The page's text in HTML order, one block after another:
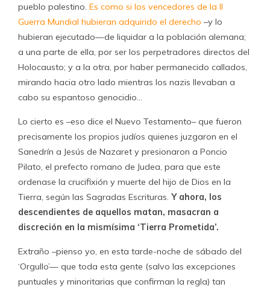
pueblo palestino. Es como si los vencedores de la II
Guerra Mundial hubieran adquirido el derecho –y lo
hubieran ejecutado—de liquidar a la población alemana;
a una parte de ella, por ser los perpetradores directos del
Holocausto; y a la otra, por haber permanecido callados,
mirando hacia otro lado mientras los nazis llevaban a
cabo su espantoso genocidio…
Lo cierto es –eso dice el Nuevo Testamento– que fueron
precisamente los propios judíos quienes juzgaron en el
Sanedrín a Jesús de Nazaret y presionaron a Poncio
Pilato, el prefecto romano de Judea, para que este
ordenase la crucifixión y muerte del hijo de Dios en la
Tierra, según las Sagradas Escrituras. Y ahora, los
descendientes de aquellos matan, masacran a
discreción en la mismísima ‘Tierra Prometida’.
Extraño –pienso yo, en esta tarde-noche de sábado del
‘Orgullo’— que toda esta gente (salvo las excepciones
puntuales y minoritarias que confirman la regla) tan